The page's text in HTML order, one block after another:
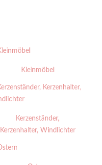
Kleinmöbel
Kerzenständer,
Kerzenhalter, Windlichter